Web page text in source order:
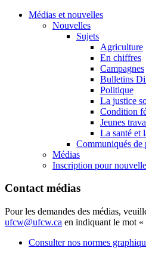
Médias et nouvelles
Nouvelles
Sujets
Agriculture
En chiffres
Campagnes
Bulletins
Politique
La justice
Condition
Jeunes
La santé et
Communiqués de
Médias
Inscription pour
Contact médias
Pour les demandes des médias,
ufcw@ufcw.ca en indiquant le mot «
Consulter nos normes